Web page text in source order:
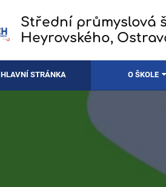
Střední průmyslová
Heyrovského,
HLAVNÍ STRÁNKA O ŠKOLE